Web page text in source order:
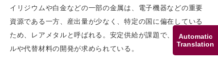
Automatic
Translation
イリジウムや白金などの一部の金属は、電子機器などの重要
資源である一方、産出量が少なく、特定の国に偏在している
ため、レアメタルと呼ばれる。安定供給が課題で、リサイク
ルや代替材料の開発が求められている。